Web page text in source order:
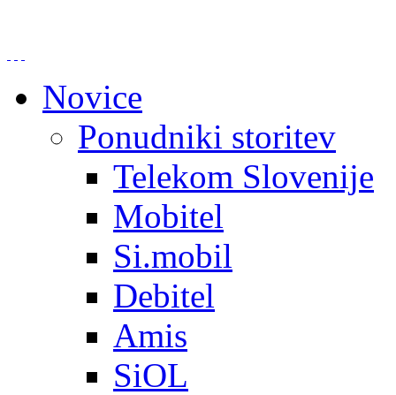
Novice
Ponudniki storitev
Telekom Slovenije
Mobitel
Si.mobil
Debitel
Amis
SiOL